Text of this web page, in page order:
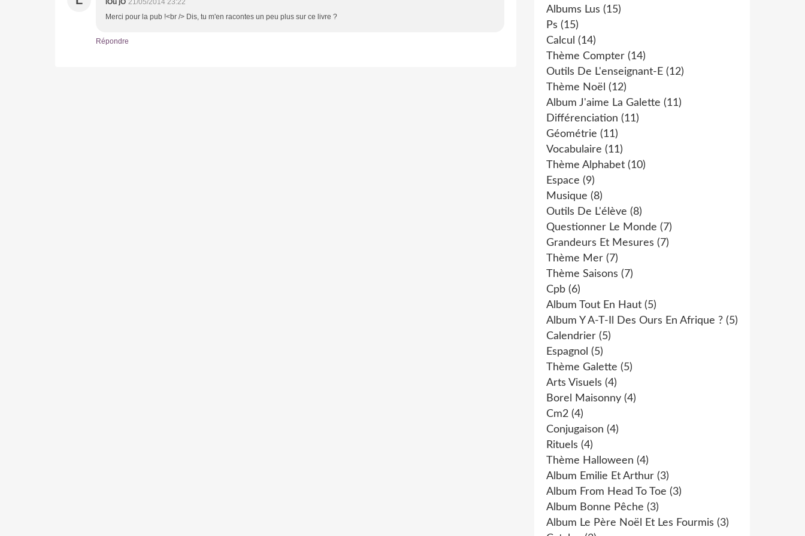
Merci pour la pub !<br /> Dis, tu m'en racontes un peu plus sur ce livre ?
Répondre
Albums Lus (15)
Ps (15)
Calcul (14)
Thème Compter (14)
Outils De L'enseignant-E (12)
Thème Noël (12)
Album J'aime La Galette (11)
Différenciation (11)
Géométrie (11)
Vocabulaire (11)
Thème Alphabet (10)
Espace (9)
Musique (8)
Outils De L'élève (8)
Questionner Le Monde (7)
Grandeurs Et Mesures (7)
Thème Mer (7)
Thème Saisons (7)
Cpb (6)
Album Tout En Haut (5)
Album Y A-T-Il Des Ours En Afrique ? (5)
Calendrier (5)
Espagnol (5)
Thème Galette (5)
Arts Visuels (4)
Borel Maisonny (4)
Cm2 (4)
Conjugaison (4)
Rituels (4)
Thème Halloween (4)
Album Emilie Et Arthur (3)
Album From Head To Toe (3)
Album Bonne Pêche (3)
Album Le Père Noël Et Les Fourmis (3)